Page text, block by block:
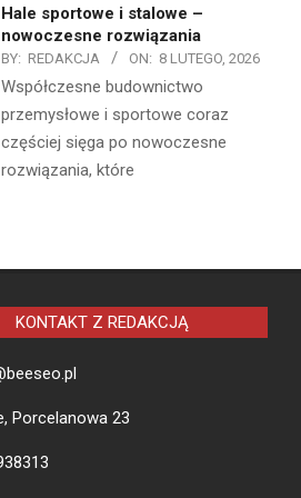
Hale sportowe i stalowe –
nowoczesne rozwiązania
BY: REDAKCJA ON: 8 LUTEGO, 2026
Współczesne budownictwo
przemysłowe i sportowe coraz
częściej sięga po nowoczesne
rozwiązania, które
KONTAKT Z REDAKCJĄ
Porcelanowa 23